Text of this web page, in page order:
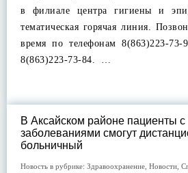
в филиале центра гигиены и
тематическая горячая линия.
время по телефонам 8(863)223-73-
8(863)223-73-84. …
В Аксайском районе пациенты
заболеваниями смогут
больничный
Новость в рубрике: Здравоохранение Новости